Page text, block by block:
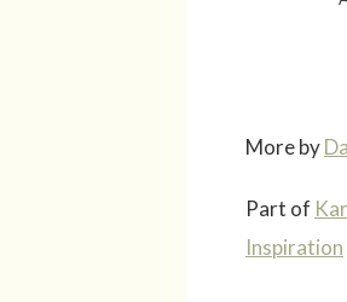
More by
Part of
Inspiration